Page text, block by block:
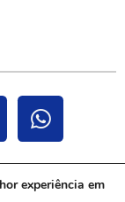
experiência em